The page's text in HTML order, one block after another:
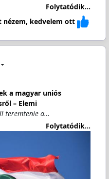
Folytatódik...
nézem, kedvelem ott
a magyar uniós
– Elemi
teremtenie a…
Folytatódik...